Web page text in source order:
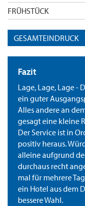
FRÜHSTÜCK
GESAMTEINDRUCK
Fazit
Lage, Lage, Lage -
ein guter
Alles andere an
gesagt eine kleine
Der Service ist in
positiv heraus.
alleine aufgrund
durchaus recht
mal für mehrere
ein Hotel aus dem
bessere Wahl.